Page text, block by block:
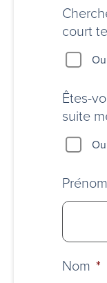
court
Êtes-
suite
Prénom
Nom *